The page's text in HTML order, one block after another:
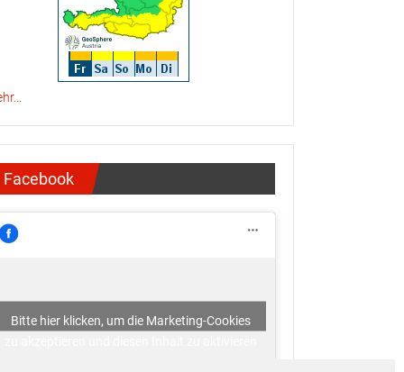
Facebook
Bitte hier klicken, um die Marketing-Cookies